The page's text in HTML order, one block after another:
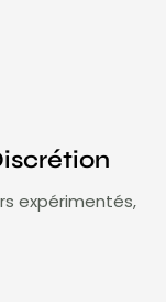
expérimentés,